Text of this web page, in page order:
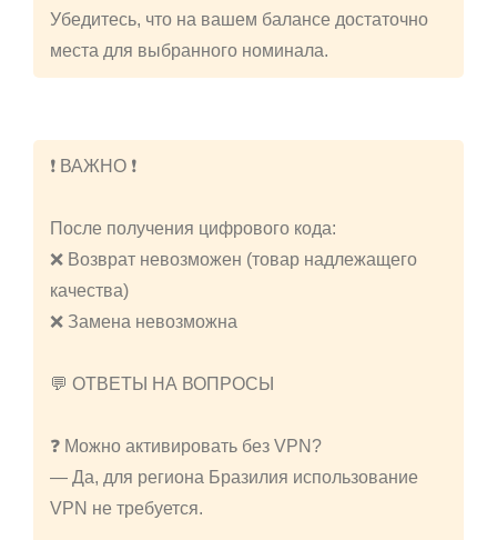
Убедитесь, что на вашем балансе достаточно
места для выбранного номинала.
❗️ ВАЖНО ❗️
После получения цифрового кода:
❌ Возврат невозможен (товар надлежащего
качества)
❌ Замена невозможна
💬 ОТВЕТЫ НА ВОПРОСЫ
❓ Можно активировать без VPN?
— Да, для региона Бразилия использование
VPN не требуется.